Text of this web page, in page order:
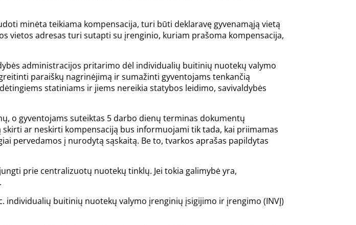
minėta teikiama kompensacija, turi būti deklaravę gyvenamąją vietą
vietos adresas turi sutapti su įrenginio, kuriam prašoma kompensacija,
administracijos pritarimo dėl individualių buitinių nuotekų valymo
paraiškų nagrinėjimą ir sumažinti gyventojams tenkančią
statiniams ir jiems nereikia statybos leidimo, savivaldybės
o gyventojams suteiktas 5 darbo dienų terminas dokumentų
ar neskirti kompensaciją bus informuojami tik tada, kai priimamas
pervedamos į nurodytą sąskaitą. Be to, tvarkos aprašas papildytas
prie centralizuotų nuotekų tinklų. Jei tokia galimybė yra,
individualių buitinių nuotekų valymo įrenginių įsigijimo ir įrengimo (INVĮ)